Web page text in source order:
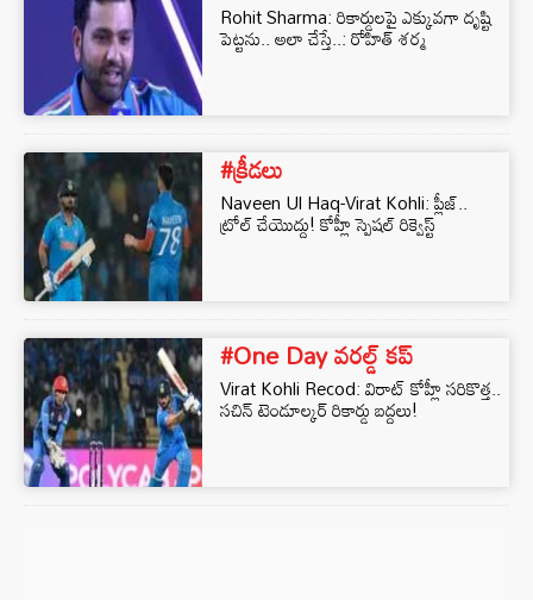
Rohit Sharma: రికార్డులపై ఎక్కువగా దృష్టి
పెట్టను.. అలా చేస్తే..: రోహిత్‌ శర్మ
#క్రీడలు
Naveen Ul Haq-Virat Kohli: ప్లీజ్..
ట్రోల్ చేయొద్దు! కోహ్లీ స్పెషల్ రిక్వెస్ట్
#One Day వరల్డ్ కప్
Virat Kohli Recod: విరాట్ కోహ్లీ సరికొత్త..
సచిన్ టెండూల్కర్ రికార్డు బద్దలు!